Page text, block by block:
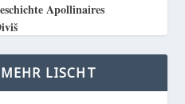
Apollinaires
LISCHT